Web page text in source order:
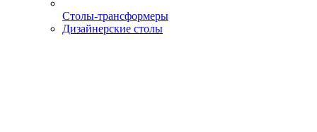
Столы-трансформеры
Дизайнерские столы